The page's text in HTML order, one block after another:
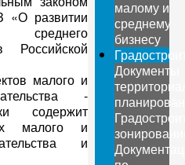
развитии
Российской
малого и
-
содержит
малого и
и
малому и
среднему
бизнесу
Документы